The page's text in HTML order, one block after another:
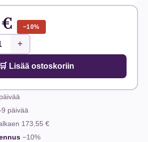
−10%
+
🛒 Lisää ostoskoriin
päivää
päivää
173,55 €
−10%